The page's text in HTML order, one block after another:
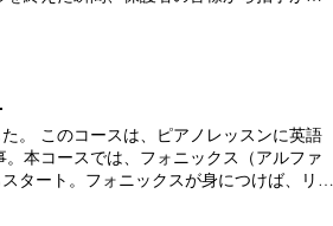
。 このコースは、ピアノレッスンに英語
本コースでは、フォニックス（アルファ
タート。フォニックスが身につけば、リス